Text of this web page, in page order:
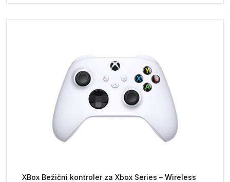
XBox Bežični kontroler za Xbox Series – Wireless